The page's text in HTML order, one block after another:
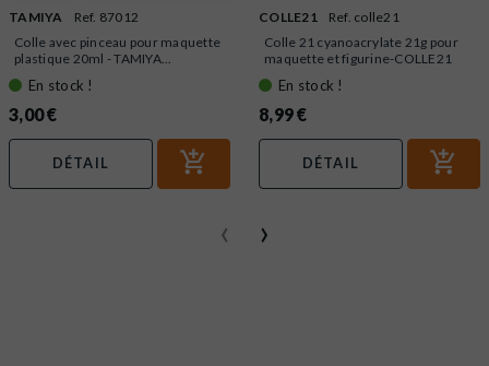
TAMIYA
Ref. 87012
Colle avec pinceau pour maquette
plastique 20ml - TAMIYA...
En stock !
3,00 €
DÉTAIL
COLLE21
Ref. colle21
Colle 21 cyanoacrylate 21g pour
maquette et figurine-COLLE21
En stock !
8,99 €
DÉTAIL
‹ ›